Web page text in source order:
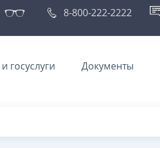
8-800-222-2222
госуслуги Документы